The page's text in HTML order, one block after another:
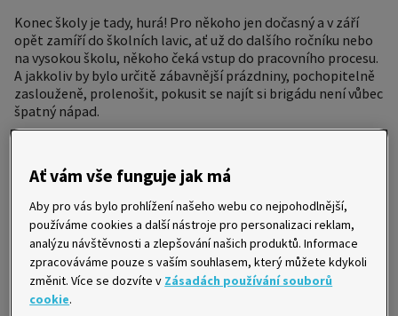
Konec školy je tady, hurá! Pro někoho jen dočasný a v září
opět zamíří do školních lavic, ať už do dalšího ročníku nebo
na vysokou školu, někoho čeká vstup do pracovního procesu.
A jakkoliv by bylo určitě zábavnější prázdniny, pochopitelně
zaslouženě, prolenošit, pokusit se najít si brigádu není vůbec
špatný nápad.
Ať vám vše funguje jak má
Aby pro vás bylo prohlížení našeho webu co nejpohodlnější,
používáme cookies a další nástroje pro personalizaci reklam,
analýzu návštěvnosti a zlepšování našich produktů. Informace
zpracováváme pouze s vaším souhlasem, který můžete kdykoli
změnit. Více se dozvíte v Zásadách používání souborů
cookie.